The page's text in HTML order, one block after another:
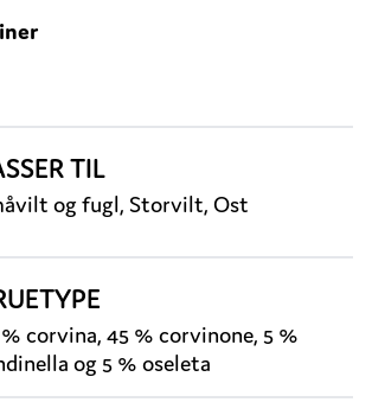
TIL
og fugl, Storvilt, Ost
corvina, 45 % corvinone, 5 %
og 5 % oseleta